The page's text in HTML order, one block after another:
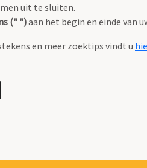
uit te sluiten.
(" ")aan het begin en einde van
en meer zoektips vindt u